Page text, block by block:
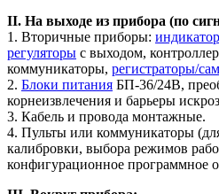
II. На выходе из прибора (по
1. Вторичные приборы:
регуляторы с выходом,
коммуникаторы, регистраторы/
2. Блоки питания БП-36/24В,
корнеизвлечения и барьеры
3. Кабель и провода монтажные.
4. Пульты или коммуникаторы
калибровки, выбора режимов
конфигурационное программное